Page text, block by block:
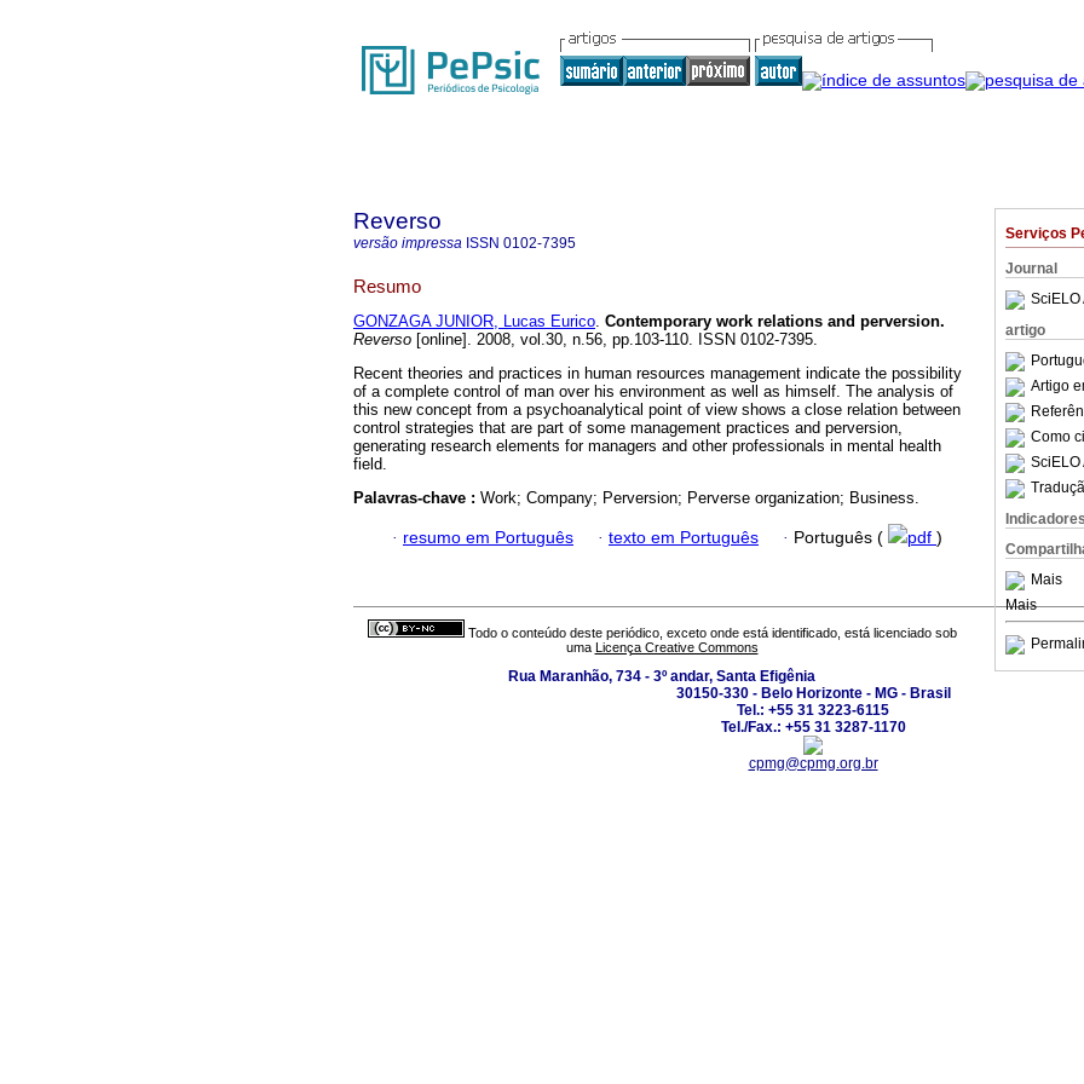
Serviços
Journal
SciELO
artigo
Artigo
Como
SciELO
Indicadores
Mais
Mais
Reverso
versão impressa ISSN 0102-7395
Resumo
GONZAGA JUNIOR, Lucas Eurico. Contemporary work relations and perversion.
Reverso [online]. 2008, vol.30, n.56, pp.103-110. ISSN 0102-7395.
Recent theories and practices in human resources management indicate the possibility
of a complete control of man over his environment as well as himself. The analysis of
this new concept from a psychoanalytical point of view shows a close relation between
control strategies that are part of some management practices and perversion,
generating research elements for managers and other professionals in mental health
field.
Palavras-chave : Work; Company; Perversion; Perverse organization; Business.
· resumo em Português · texto em Português · Português ( pdf )
Todo o conteúdo deste periódico, exceto onde está identificado, está licenciado sob
uma Licença Creative Commons
Rua Maranhão, 734 - 3º andar, Santa Efigênia
30150-330 - Belo Horizonte - MG - Brasil
Tel.: +55 31 3223-6115
Tel./Fax.: +55 31 3287-1170
cpmg@cpmg.org.br